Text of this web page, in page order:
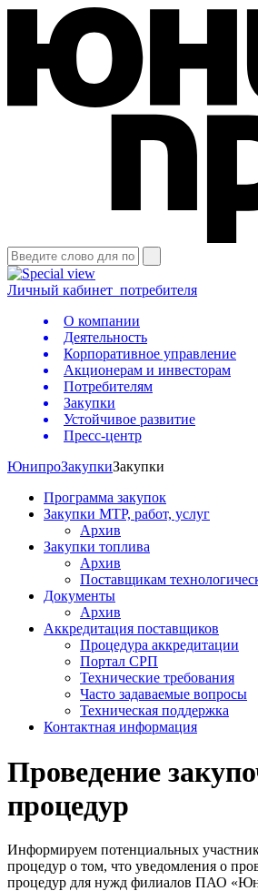
Личный кабинет потребителя
О компании
Деятельность
Корпоративное управление
Акционерам и инвесторам
Потребителям
Закупки
Устойчивое развитие
Пресс-центр
ЮнипроЗакупкиЗакупки
Программа закупок
Закупки МТР, работ, услуг
Архив
Закупки топлива
Архив
Поставщикам
Документы
Архив
Аккредитация поставщиков
Процедура аккредитации
Портал СРП
Технические требования
Часто задаваемые вопросы
Техническая поддержка
Контактная информация
Проведение
процедур
Информируем потенциальных
процедур о том, что уведомления о
процедур для нужд филиалов ПАО